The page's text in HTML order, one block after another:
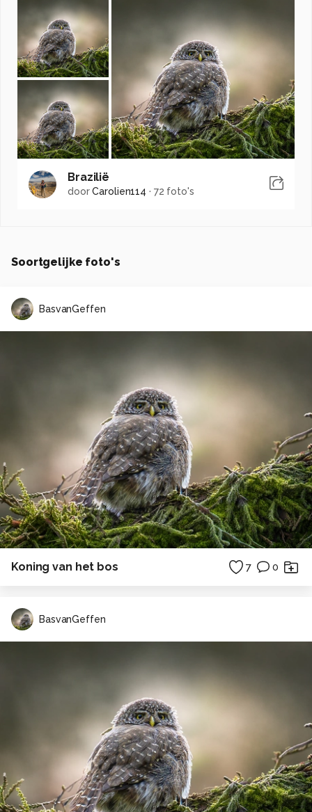
Brazilië
doorCarolien114 · 72 foto's
Soortgelijke foto's
BasvanGeffen
Koning van het bos 7 0
BasvanGeffen